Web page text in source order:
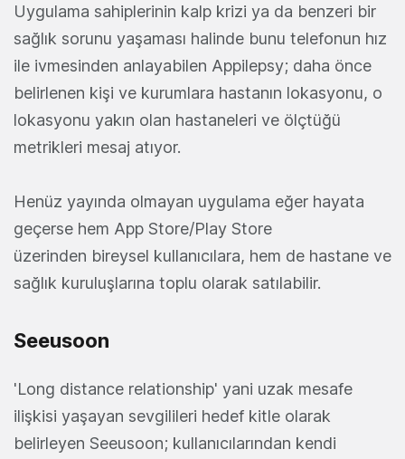
Uygulama sahiplerinin kalp krizi ya da benzeri bir
sağlık sorunu yaşaması halinde bunu telefonun hız
ile ivmesinden anlayabilen Appilepsy; daha önce
belirlenen kişi ve kurumlara hastanın lokasyonu, o
lokasyonu yakın olan hastaneleri ve ölçtüğü
metrikleri mesaj atıyor.
Henüz yayında olmayan uygulama eğer hayata
geçerse hem App Store/Play Store
üzerinden bireysel kullanıcılara, hem de hastane ve
sağlık kuruluşlarına toplu olarak satılabilir.
Seeusoon
'Long distance relationship' yani uzak mesafe
ilişkisi yaşayan sevgilileri hedef kitle olarak
belirleyen Seeusoon; kullanıcılarından kendi